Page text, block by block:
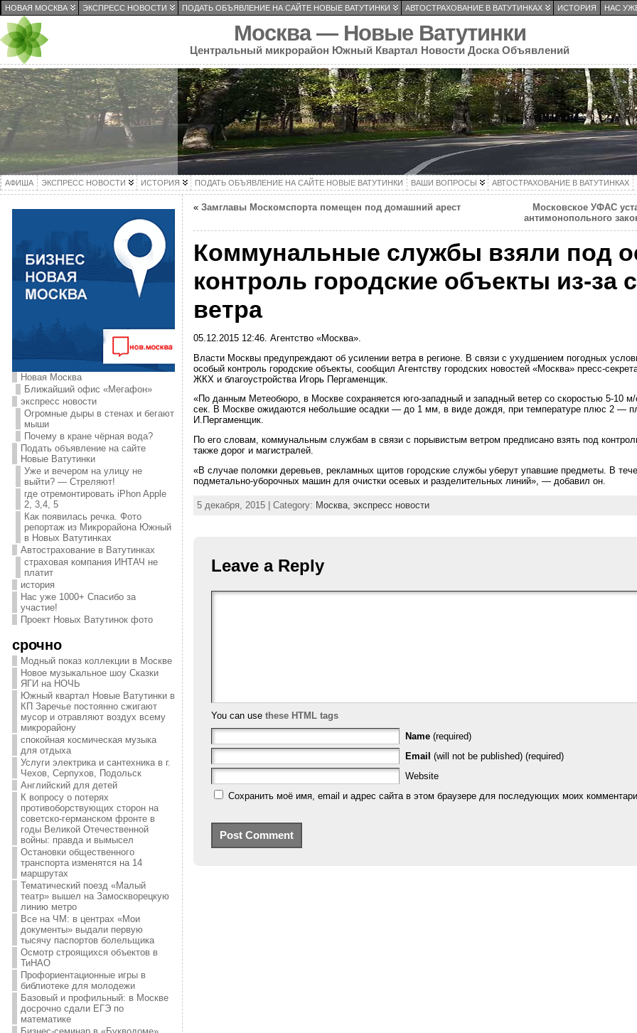
НОВАЯ МОСКВА ЭКСПРЕСС НОВОСТИ ПОДАТЬ ОБЪЯВЛЕНИЕ НА САЙТЕ НОВЫЕ ВАТУТИНКИ АВТОСТРАХОВАНИЕ В ВАТУТИНКАХ ИСТОРИЯ НАС
Москва — Новые Ватутинки
Центральный микрорайон Южный Квартал Новости Доска Объявлений
АФИША ЭКСПРЕСС НОВОСТИ ИСТОРИЯ ПОДАТЬ ОБЪЯВЛЕНИЕ НА САЙТЕ НОВЫЕ ВАТУТИНКИ ВАШИ ВОПРОСЫ АВТОСТРАХОВАНИЕ В ВАТУТИНКАХ
Новая Москва
Ближайший офис «Мегафон»
экспресс новости
Огромные дыры в стенах и бегают
мыши
Почему в кране чёрная вода?
Подать объявление на сайте
Новые Ватутинки
Уже и вечером на улицу не
выйти? — Стреляют!
где отремонтировать iPhon Apple
2, 3,4, 5
Как появилась речка. Фото
репортаж из Микрорайона Южный
в Новых Ватутинках
Автострахование в Ватутинках
страховая компания ИНТАЧ не
платит
история
Нас уже 1000+ Спасибо за
участие!
Проект Новых Ватутинок фото
срочно
Модный показ коллекции в Москве
Новое музыкальное шоу Сказки
ЯГИ на НОЧЬ
Южный квартал Новые Ватутинки в
КП Заречье постоянно сжигают
мусор и отравляют воздух всему
микрорайону
спокойная космическая музыка
для отдыха
Услуги электрика и сантехника в г.
Чехов, Серпухов, Подольск
Английский для детей
К вопросу о потерях
противоборствующих сторон на
советско-германском фронте в
годы Великой Отечественной
войны: правда и вымысел
Остановки общественного
транспорта изменятся на 14
маршрутах
Тематический поезд «Малый
театр» вышел на Замоскворецкую
линию метро
Все на ЧМ: в центрах «Мои
документы» выдали первую
тысячу паспортов болельщика
Осмотр строящихся объектов в
ТиНАО
Профориентационные игры в
библиотеке для молодежи
Базовый и профильный: в Москве
досрочно сдали ЕГЭ по
математике
« Замглавы Москомспорта помещен под домашний арест
Московское УФАС
антимонопольного
Коммунальные службы взяли под
контроль городские объекты из-за
ветра
05.12.2015 12:46. Агентство «Москва».
Власти Москвы предупреждают об усилении ветра в регионе. В связи с ухудшением погодных
особый контроль городские объекты, сообщил Агентству городских новостей «Москва» пресс-
ЖКХ и благоустройства Игорь Пергаменщик.
«По данным Метеобюро, в Москве сохраняется юго-западный и западный ветер со скоростью 5-10
сек. В Москве ожидаются небольшие осадки — до 1 мм, в виде дождя, при температуре плюс 2 —
И.Пергаменщик.
По его словам, коммунальным службам в связи с порывистым ветром предписано взять под
также дорог и магистралей.
«В случае поломки деревьев, рекламных щитов городские службы уберут упавшие предметы. В
подметально-уборочных машин для очистки осевых и разделительных линий», — добавил он.
5 декабря, 2015 | Category: Москва, экспресс новости
Leave a Reply
You can use these HTML tags
Name (required)
Email (will not be published) (required)
Website
Сохранить моё имя, email и адрес сайта в этом браузере для последующих моих